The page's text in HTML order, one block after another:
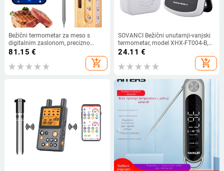
Bežični termometar za meso s
digitalnim zaslonom, precizno
mjerenje za roštilj i kuhanje,
81.15 €
add_shopping_cart
SOVANCI Bežični unutarnji-vanjski
termometar, model XHX-FT004-B,
rezolucija 0,1°C, prilagodljivo
24.11 €
add_shopping_cart